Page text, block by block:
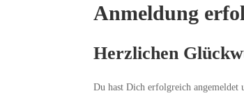
Anmeldung
Herzlichen
Du hast Dich erfolgreich